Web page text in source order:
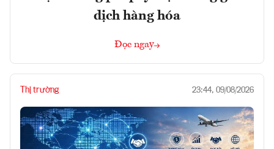
dịch hàng hóa
Đọc ngay
Thị trường 23:44, 09/08/2026